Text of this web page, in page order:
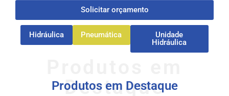
Solicitar orçamento
Hidráulica Pneumática
Unidade
Hidráulica
Destaque
Produtos em Destaque